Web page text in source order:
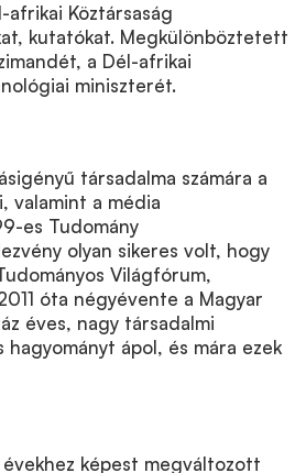
afrikai Köztársaság
kutatókat. Megkülönböztetett
a Dél-afrikai
miniszterét.
társadalma számára a
valamint a média
es Tudomány
olyan sikeres volt, hogy
Világfórum,
óta négyévente a Magyar
éves, nagy társadalmi
ápol, és mára ezek
képest megváltozott